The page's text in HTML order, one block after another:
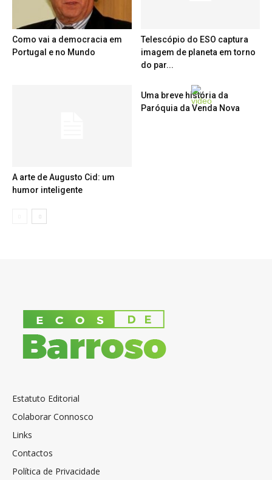
Como vai a democracia em
Portugal e no Mundo
Telescópio do ESO captura
imagem de planeta em torno
do par...
A arte de Augusto Cid: um
humor inteligente
Uma breve história da
Paróquia da Venda Nova
Estatuto Editorial
Colaborar Connosco
Links
Contactos
Política de Privacidade